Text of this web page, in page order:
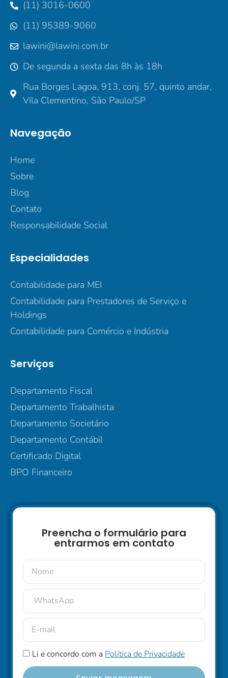
(11) 3016-0600
(11) 95389-9060
lawini@lawini.com.br
De segunda a sexta das 8h às 18h
Rua Borges Lagoa, 913, conj. 57, quinto andar,
Vila Clementino, São Paulo/SP
Navegação
Home
Sobre
Blog
Contato
Responsabilidade Social
Especialidades
Contabilidade para MEI
Contabilidade para Prestadores de Serviço e
Holdings
Contabilidade para Comércio e Indústria
Serviços
Departamento Fiscal
Departamento Trabalhista
Departamento Societário
Departamento Contábil
Certificado Digital
BPO Financeiro
Preencha o formulário para
entrarmos em contato
Li e concordo com a Política de Privacidade